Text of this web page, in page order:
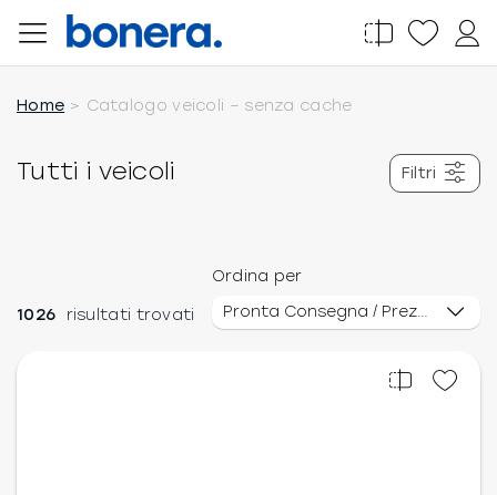
Salta
contenuto
Home Catalogo veicoli – senza cache
Tutti i veicoli Filtri
1026 risultati trovati
Ordina per